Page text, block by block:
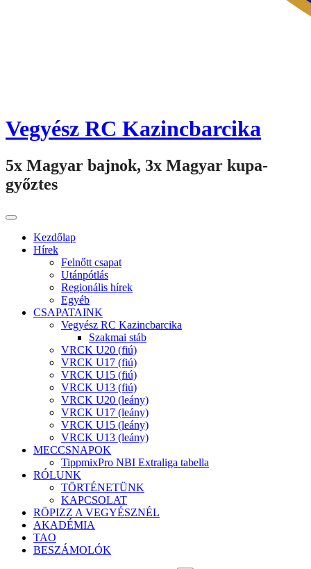
Vegyész RC Kazincbarcika
5x Magyar bajnok, 3x Magyar kupa-
győztes
Kezdőlap
Hírek
Felnőtt csapat
Utánpótlás
Regionális hírek
Egyéb
CSAPATAINK
Vegyész RC Kazincbarcika
Szakmai stáb
VRCK U20 (fiú)
VRCK U17 (fiú)
VRCK U15 (fiú)
VRCK U13 (fiú)
VRCK U20 (leány)
VRCK U17 (leány)
VRCK U15 (leány)
VRCK U13 (leány)
MECCSNAPOK
TippmixPro NBI Extraliga tabella
RÓLUNK
TÖRTÉNETÜNK
KAPCSOLAT
RÖPIZZ A VEGYÉSZNÉL
AKADÉMIA
TAO
BESZÁMOLÓK